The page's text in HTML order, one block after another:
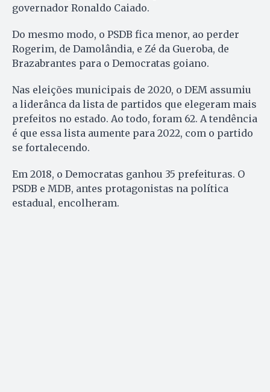
governador Ronaldo Caiado.
Do mesmo modo, o PSDB fica menor, ao perder
Rogerim, de Damolândia, e Zé da Gueroba, de
Brazabrantes para o Democratas goiano.
Nas eleições municipais de 2020, o DEM assumiu
a liderânca da lista de partidos que elegeram mais
prefeitos no estado. Ao todo, foram 62. A tendência
é que essa lista aumente para 2022, com o partido
se fortalecendo.
Em 2018, o Democratas ganhou 35 prefeituras. O
PSDB e MDB, antes protagonistas na política
estadual, encolheram.